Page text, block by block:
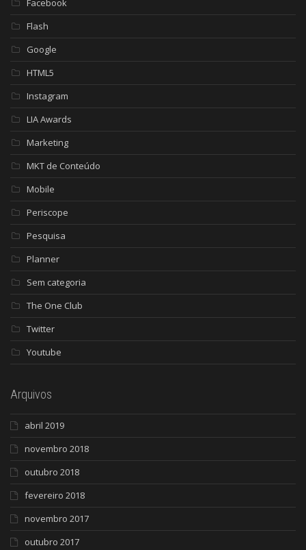
Facebook
Flash
Google
HTML5
Instagram
LIA Awards
Marketing
MKT de Conteúdo
Mobile
Periscope
Pesquisa
Planner
Sem categoria
The One Club
Twitter
Youtube
Arquivos
abril 2019
novembro 2018
outubro 2018
fevereiro 2018
novembro 2017
outubro 2017